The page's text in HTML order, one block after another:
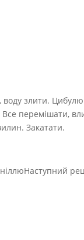
злити. Цибулю
перемішати,
Закатати.